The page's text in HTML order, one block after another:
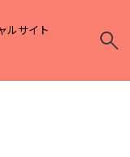
ルサイト